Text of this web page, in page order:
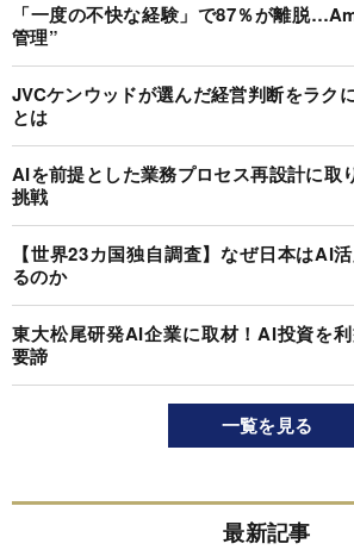
「一度の不快な経験」で87％が離脱
管理”
JVCケンウッドが選んだ経営判断をラク
とは
AIを前提とした業務プロセス再設計に取
挑戦
【世界23カ国独自調査】なぜ日本はAI
るのか
東大松尾研発AI企業に取材！AI投資を
要諦
一覧を見る
最新記事